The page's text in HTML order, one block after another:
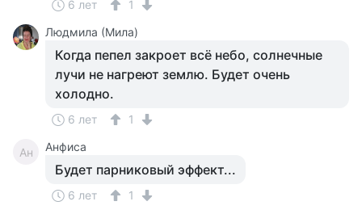
6 лет
1
Людмила (Мила)
Когда пепел закроет всё небо, солнечные
лучи не нагреют землю. Будет очень
холодно.
6 лет 1
Ан Анфиса
Будет парниковый эффект...
6 лет
1